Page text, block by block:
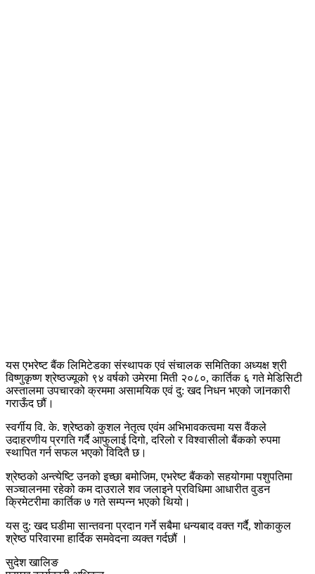
यस एभरेष्ट बैंक लिमिटेडका संस्थापक एवं संचालक समितिका अध्यक्ष श्री
विष्णुकृष्ण श्रेष्ठज्यूको ९४ वर्षको उमेरमा मिती २०८०, कार्तिक ६ गते मेडिसिटी
अस्तालमा उपचारको क्रममा असामयिक एवं दु: खद निधन भएको जIनकारी
गराऊँद छौं।
स्वर्गीय वि. के. श्रेष्ठको कुशल नेतृत्व एवंम अभिभावकत्वमा यस वैंकले
उदाहरणीय प्रगति गर्दै आफुलाई दिगो, दरिलो र विश्वासीलो बैंकको रुपमा
स्थापित गर्न सफल भएको विदितै छ।
श्रेष्ठको अन्त्येष्टि उनको इच्छा बमोजिम, एभरेष्ट बैंकको सहयोगमा पशुपतिमा
सञ्चालनमा रहेको कम दाउराले शव जलाइने प्रविधिमा आधारीत वुडन
क्रिमेटरीमा कार्तिक ७ गते सम्पन्न भएको थियो।
यस दु: खद घडीमा सान्तवना प्रदान गर्ने सबैमा धन्यबाद वक्त गर्दै, शोकाकुल
श्रेष्ठ परिवारमा हार्दिक समवेदना व्यक्त गर्दछौं ।
सुदेश खालिङ